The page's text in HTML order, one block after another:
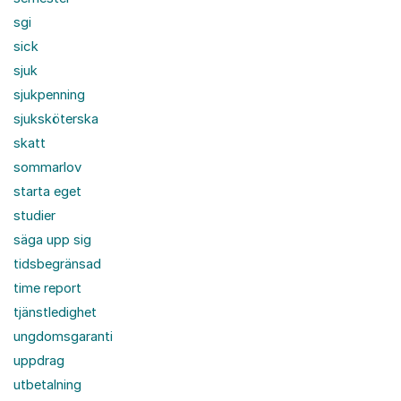
sgi
sick
sjuk
sjukpenning
sjuksköterska
skatt
sommarlov
starta eget
studier
säga upp sig
tidsbegränsad
time report
tjänstledighet
ungdomsgaranti
uppdrag
utbetalning